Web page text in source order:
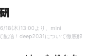
6/18(木)13:00より、mini
配信！deep2031について徹底解